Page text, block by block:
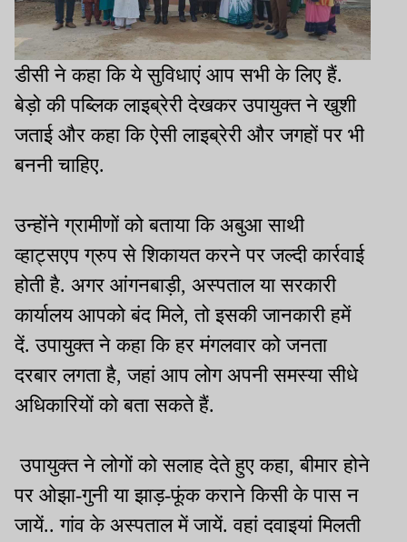
डीसी ने कहा कि ये सुविधाएं आप सभी के लिए हैं.
बेड़ो की पब्लिक लाइब्रेरी देखकर उपायुक्त ने खुशी
जताई और कहा कि ऐसी लाइब्रेरी और जगहों पर भी
बननी चाहिए.
उन्होंने ग्रामीणों को बताया कि अबुआ साथी
व्हाट्सएप ग्रुप से शिकायत करने पर जल्दी कार्रवाई
होती है. अगर आंगनबाड़ी, अस्पताल या सरकारी
कार्यालय आपको बंद मिले, तो इसकी जानकारी हमें
दें. उपायुक्त ने कहा कि हर मंगलवार को जनता
दरबार लगता है, जहां आप लोग अपनी समस्या सीधे
अधिकारियों को बता सकते हैं.
उपायुक्त ने लोगों को सलाह देते हुए कहा, बीमार होने
पर ओझा-गुनी या झाड़-फूंक कराने किसी के पास न
जायें.. गांव के अस्पताल में जायें. वहां दवाइयां मिलती